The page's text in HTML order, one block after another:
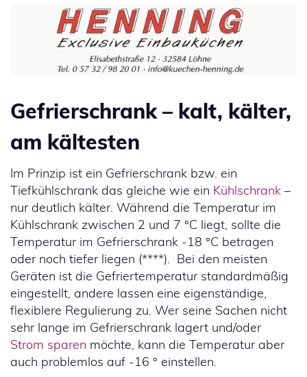
Gefrierschrank – kalt, kälter,
am kältesten
Im Prinzip ist ein Gefrierschrank bzw. ein
Tiefkühlschrank das gleiche wie ein Kühlschrank –
nur deutlich kälter. Während die Temperatur im
Kühlschrank zwischen 2 und 7 °C liegt, sollte die
Temperatur im Gefrierschrank -18 °C betragen
oder noch tiefer liegen (****). Bei den meisten
Geräten ist die Gefriertemperatur standardmäßig
eingestellt, andere lassen eine eigenständige,
flexiblere Regulierung zu. Wer seine Sachen nicht
sehr lange im Gefrierschrank lagert und/oder
Strom sparen möchte, kann die Temperatur aber
auch problemlos auf -16 ° einstellen.